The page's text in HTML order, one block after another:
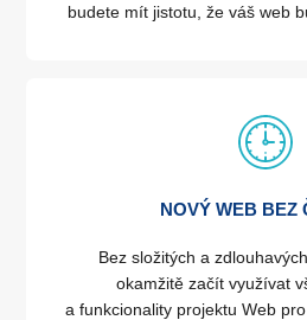
budete mít jistotu, že váš web
NOVÝ WEB BEZ
Bez složitých a
okamžitě začít využívat
a funkcionality projektu Web